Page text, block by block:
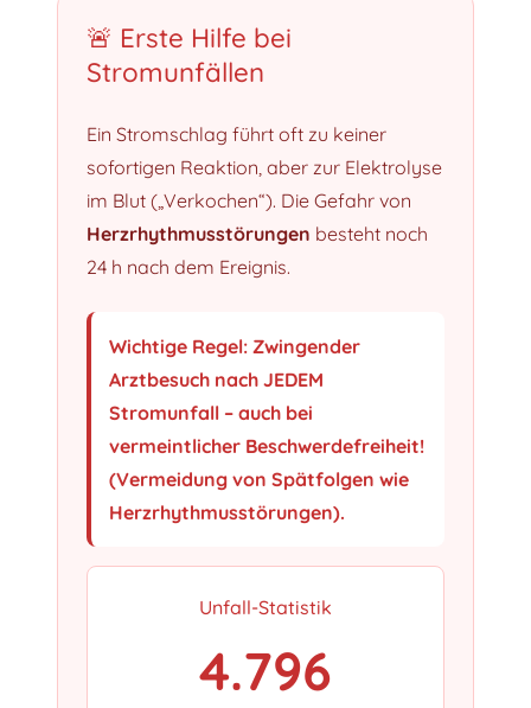
🚨 Erste Hilfe bei
Stromunfällen
Ein Stromschlag führt oft zu keiner
sofortigen Reaktion, aber zur Elektrolyse
im Blut („Verkochen“). Die Gefahr von
Herzrhythmusstörungen besteht noch
24 h nach dem Ereignis.
Wichtige Regel: Zwingender
Arztbesuch nach JEDEM
Stromunfall – auch bei
vermeintlicher Beschwerdefreiheit!
(Vermeidung von Spätfolgen wie
Herzrhythmusstörungen).
Unfall-Statistik
4.796